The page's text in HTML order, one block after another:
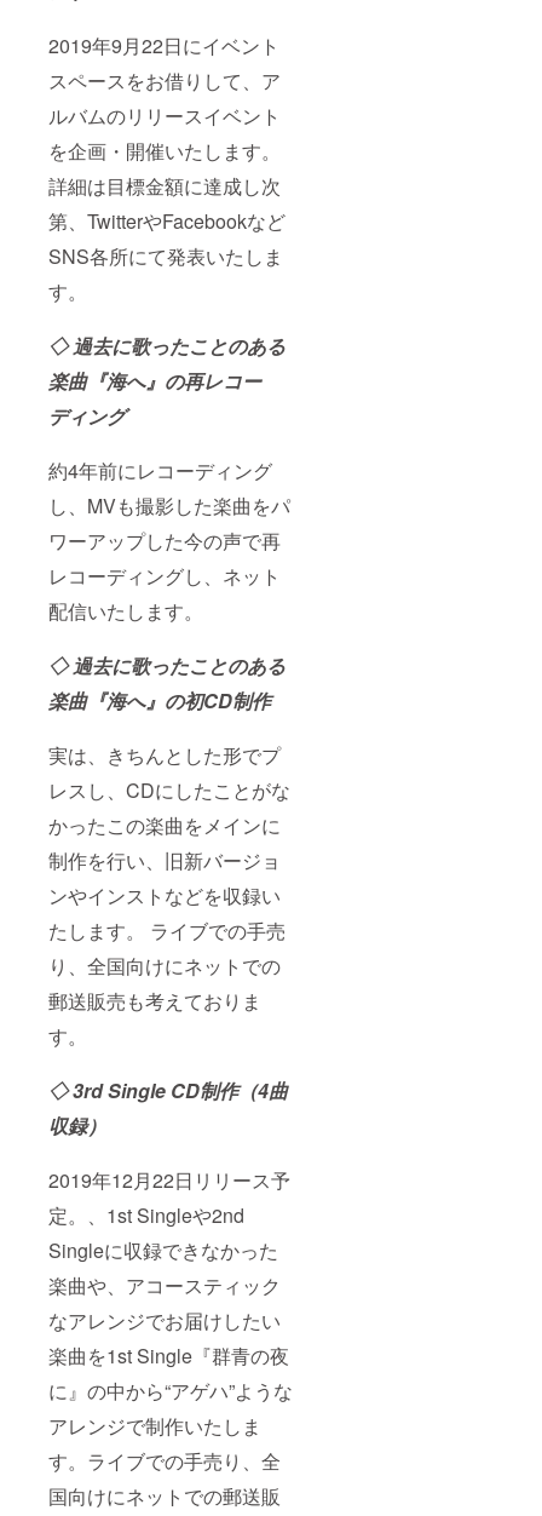
2019年9月22日にイベント
スペースをお借りして、ア
ルバムのリリースイベント
を企画・開催いたします。
詳細は目標金額に達成し次
第、TwitterやFacebookなど
SNS各所にて発表いたしま
す。
◇ 過去に歌ったことのある
楽曲『海へ』の再レコー
ディング
約4年前にレコーディング
し、MVも撮影した楽曲をパ
ワーアップした今の声で再
レコーディングし、ネット
配信いたします。
◇ 過去に歌ったことのある
楽曲『海へ』の初CD制作
実は、きちんとした形でプ
レスし、CDにしたことがな
かったこの楽曲をメインに
制作を行い、旧新バージョ
ンやインストなどを収録い
たします。 ライブでの手売
り、全国向けにネットでの
郵送販売も考えておりま
す。
◇ 3rd Single CD制作（4曲
収録）
2019年12月22日リリース予
定。、1st Singleや2nd
Singleに収録できなかった
楽曲や、アコースティック
なアレンジでお届けしたい
楽曲を1st Single『群青の夜
に』の中から“アゲハ”ような
アレンジで制作いたしま
す。ライブでの手売り、全
国向けにネットでの郵送販